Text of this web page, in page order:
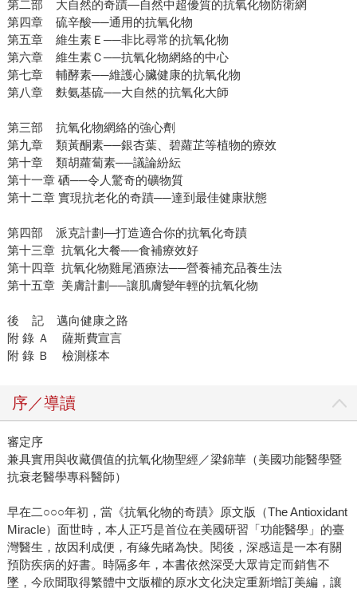
第二部 大自然的奇蹟—自然中超優質的抗氧化物防衛網
第四章 硫辛酸──通用的抗氧化物
第五章 維生素Ｅ──非比尋常的抗氧化物
第六章 維生素Ｃ──抗氧化物網絡的中心
第七章 輔酵素──維護心臟健康的抗氧化物
第八章 麩氨基硫──大自然的抗氧化大師
第三部 抗氧化物網絡的強心劑
第九章 類黃酮素──銀杏葉、碧蘿芷等植物的療效
第十章 類胡蘿蔔素──議論紛紜
第十一章 硒──令人驚奇的礦物質
第十二章 實現抗老化的奇蹟──達到最佳健康狀態
第四部 派克計劃—打造適合你的抗氧化奇蹟
第十三章 抗氧化大餐──食補療效好
第十四章 抗氧化物雞尾酒療法──營養補充品養生法
第十五章 美膚計劃──讓肌膚變年輕的抗氧化物
後 記 邁向健康之路
附 錄 Ａ 薩斯費宣言
附 錄 Ｂ 檢測樣本
序／導讀
審定序
兼具實用與收藏價值的抗氧化物聖經／梁錦華（美國功能醫學暨
抗衰老醫學專科醫師）
早在二○○○年初，當《抗氧化物的奇蹟》原文版（The Antioxidant
Miracle）面世時，本人正巧是首位在美國研習「功能醫學」的臺
灣醫生，故因利成便，有緣先睹為快。閱後，深感這是一本有關
預防疾病的好書。時隔多年，本書依然深受大眾肯定而銷售不
墜，今欣聞取得繁體中文版權的原水文化決定重新增訂美編，讓